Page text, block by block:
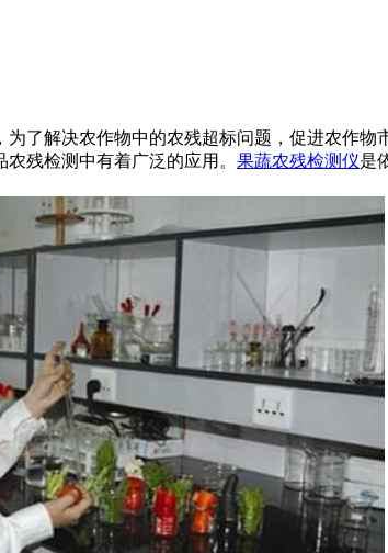
了解决农作物中的农残超标问题，促进农作
农残检测中有着广泛的应用。 果蔬农残检测仪是